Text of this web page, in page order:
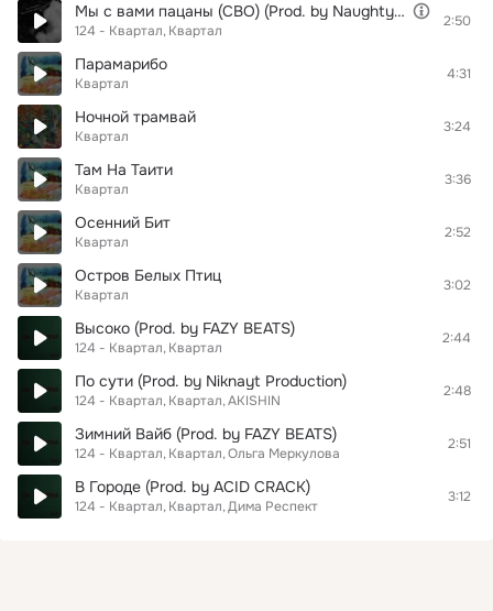
Мы с вами пацаны (СВО) (Prod. by Naughty 9)
124 - Квартал Квартал
2:50
Парамарибо
Квартал
4:31
Ночной трамвай
Квартал
3:24
Там На Таити
Квартал
3:36
Осенний Бит
Квартал
2:52
Остров Белых Птиц
Квартал
3:02
Высоко (Prod. by FAZY BEATS)
124 - Квартал Квартал
2:44
По сути (Prod. by Niknayt Production)
124 - Квартал Квартал AKISHIN
2:48
Зимний Вайб (Prod. by FAZY BEATS)
124 - Квартал Квартал Ольга Меркулова
2:51
В Городе (Prod. by ACID CRACK)
124 - Квартал Квартал Дима Респект
3:12